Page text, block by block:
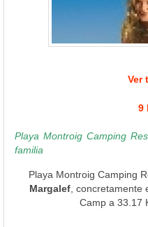
Ver
9
Playa Montroig Camping
familia
Playa Montroig Camping
Margalef, concretamente
Camp a 33.17